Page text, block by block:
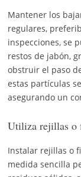
Mantener los
regulares,
inspecciones, se
restos de jabón,
obstruir el paso
estas partículas
asegurando un
Utiliza rejillas o
Instalar rejillas o
medida sencilla